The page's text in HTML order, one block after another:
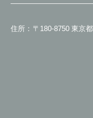
住所：〒180-8750 東京